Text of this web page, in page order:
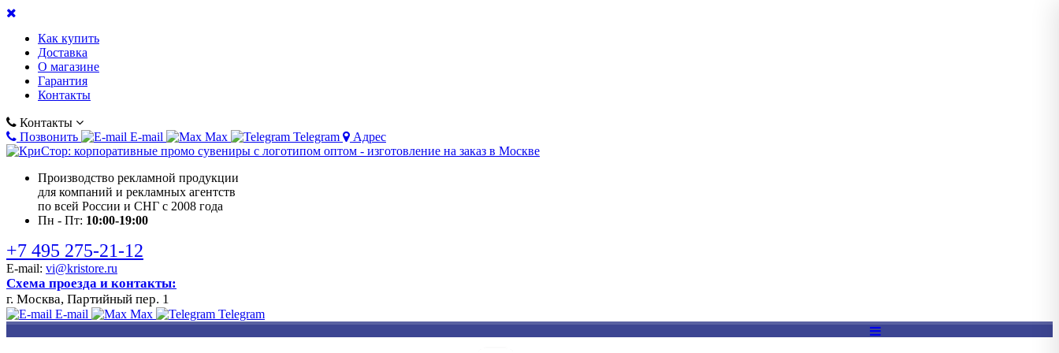
Как купить
Доставка
О магазине
Гарантия
Контакты
Контакты
Позвонить
E-mail Max Telegram Адрес
Производство рекламной продукции
для компаний и рекламных агентств
по всей России и СНГ с 2008 года
Пн - Пт: 10:00-19:00
+7 495 275-21-12
E-mail: vi@kristore.ru
Схема проезда и контакты:
г. Москва, Партийный пер. 1
E-mail Max Telegram